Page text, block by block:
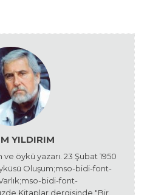
YILDIRIM
ve öykü yazarı. 23 Şubat 1950
Oluşum;mso-bidi-font-
bidi-font-
Kitaplar dergisinde "Bir